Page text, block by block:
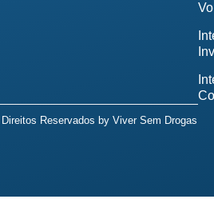
Reservados by Viver Sem Drogas